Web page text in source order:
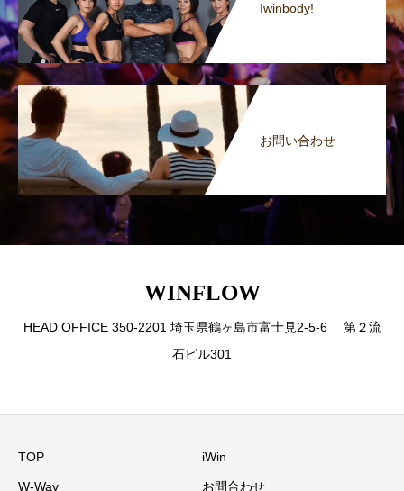
Iwinbody!
お問い合わせ
WINFLOW
HEAD OFFICE 350-2201 埼玉県鶴ヶ島市富士見2-5-6 第２流
石ビル301
TOP iWin
W-Way お問合わせ